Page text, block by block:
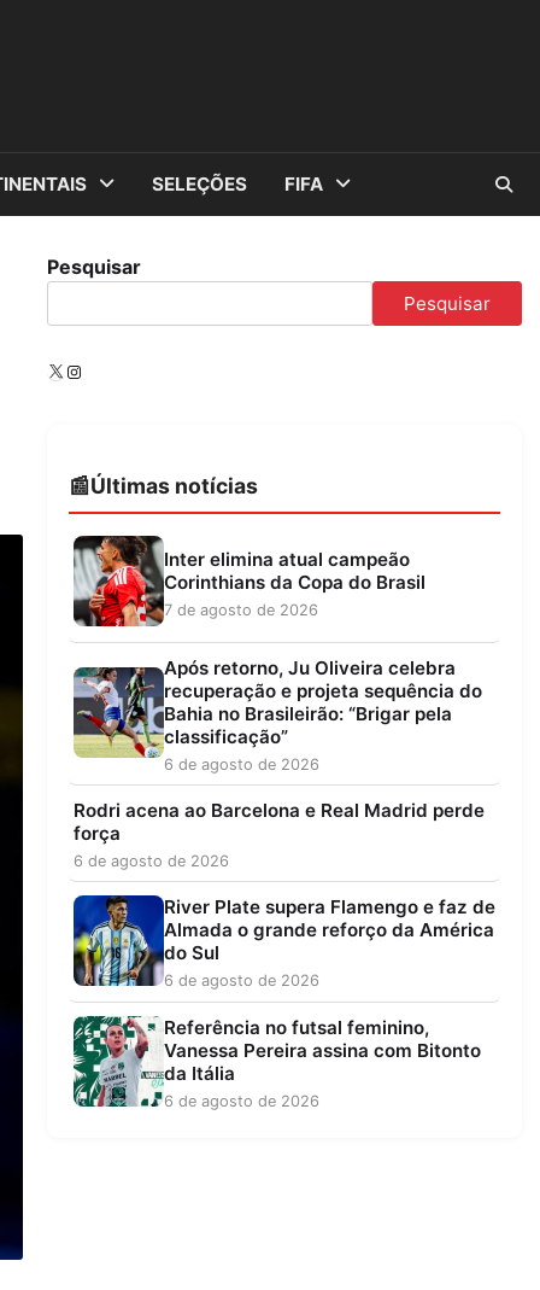
SELEÇÕES FIFA
Pesquisar
Pesquisar
X Instagram
Últimas notícias
Inter elimina atual campeão
Corinthians da Copa do Brasil
7 de agosto de 2026
Após retorno, Ju Oliveira celebra
recuperação e projeta sequência do
Bahia no Brasileirão: “Brigar pela
classificação”
6 de agosto de 2026
Rodri acena ao Barcelona e Real Madrid perde
força
6 de agosto de 2026
River Plate supera Flamengo e faz de
Almada o grande reforço da América
do Sul
6 de agosto de 2026
Referência no futsal feminino,
Vanessa Pereira assina com Bitonto
da Itália
6 de agosto de 2026